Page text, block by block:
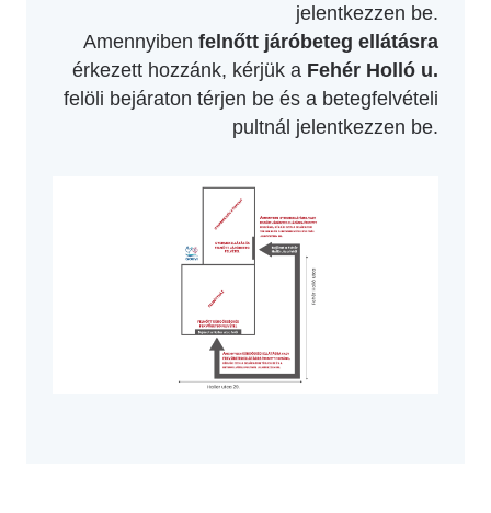
jelentkezzen be.
Amennyiben felnőtt járóbeteg ellátásra
érkezett hozzánk, kérjük a Fehér Holló u.
felöli bejáraton térjen be és a betegfelvételi
pultnál jelentkezzen be.